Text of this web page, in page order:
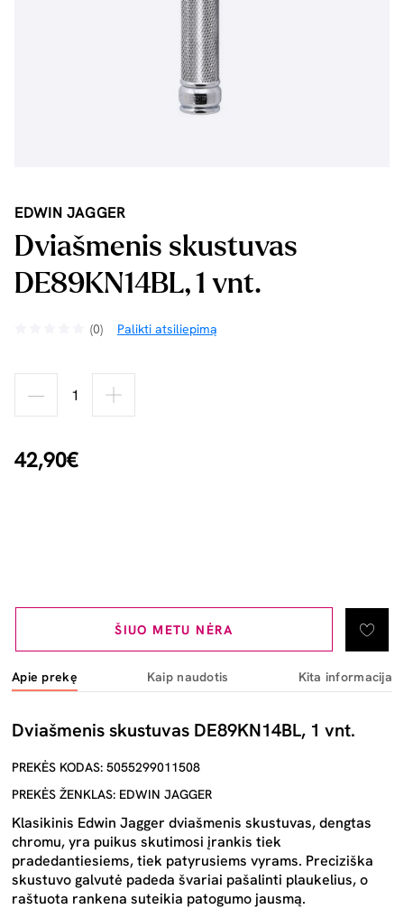
EDWIN JAGGER
Dviašmenis skustuvas
DE89KN14BL, 1 vnt.
(0) Palikti atsiliepimą
42,90€
ŠIUO METU NĖRA
Apie prekę Kaip naudotis Kita informacija
Dviašmenis skustuvas DE89KN14BL, 1 vnt.
PREKĖS KODAS: 5055299011508
PREKĖS ŽENKLAS: EDWIN JAGGER
Klasikinis Edwin Jagger dviašmenis skustuvas, dengtas
chromu, yra puikus skutimosi įrankis tiek
pradedantiesiems, tiek patyrusiems vyrams. Preciziška
skustuvo galvutė padeda švariai pašalinti plaukelius, o
raštuota rankena suteikia patogumo jausmą.